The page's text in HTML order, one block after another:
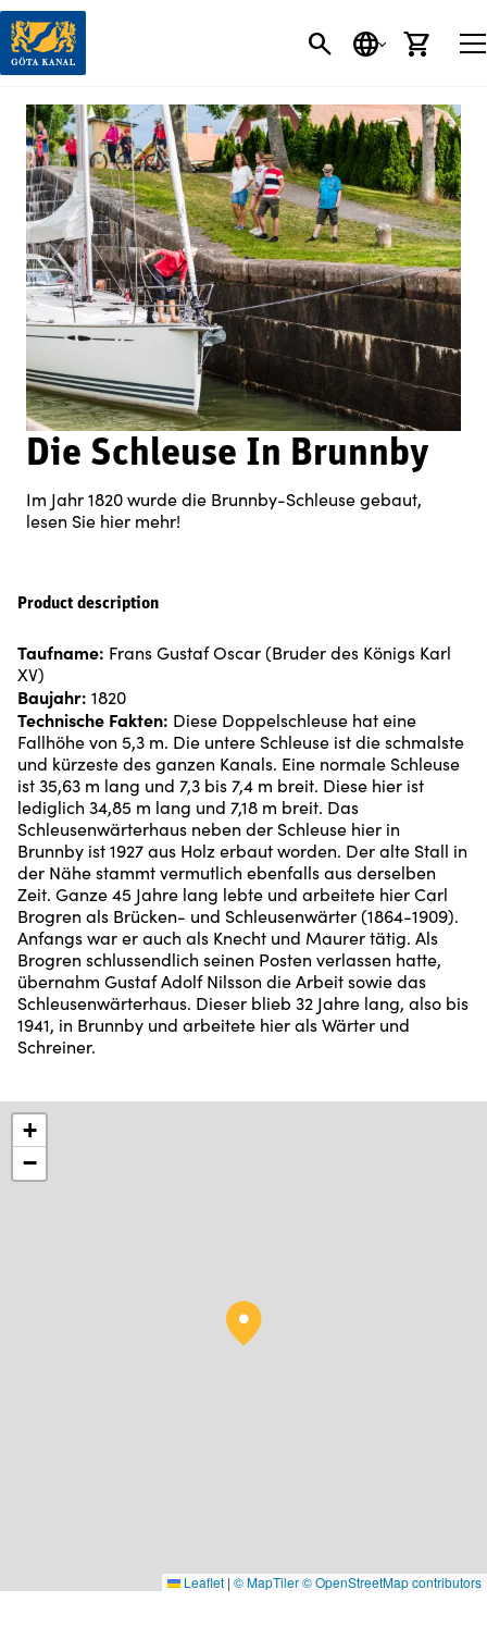
SEARCH
SPRACHE
Die Schleuse In Brunnby
Im Jahr 1820 wurde die Brunnby-Schleuse gebaut,
lesen Sie hier mehr!
Product description
Taufname: Frans Gustaf Oscar (Bruder des Königs Karl
XV)
Baujahr: 1820
Technische Fakten: Diese Doppelschleuse hat eine
Fallhöhe von 5,3 m. Die untere Schleuse ist die schmalste
und kürzeste des ganzen Kanals. Eine normale Schleuse
ist 35,63 m lang und 7,3 bis 7,4 m breit. Diese hier ist
lediglich 34,85 m lang und 7,18 m breit. Das
Schleusenwärterhaus neben der Schleuse hier in
Brunnby ist 1927 aus Holz erbaut worden. Der alte Stall in
der Nähe stammt vermutlich ebenfalls aus derselben
Zeit. Ganze 45 Jahre lang lebte und arbeitete hier Carl
Brogren als Brücken- und Schleusenwärter (1864-1909).
Anfangs war er auch als Knecht und Maurer tätig. Als
Brogren schlussendlich seinen Posten verlassen hatte,
übernahm Gustaf Adolf Nilsson die Arbeit sowie das
Schleusenwärterhaus. Dieser blieb 32 Jahre lang, also bis
1941, in Brunnby und arbeitete hier als Wärter und
Schreiner.
+
−
Leaflet | © MapTiler© OpenStreetMap contributors